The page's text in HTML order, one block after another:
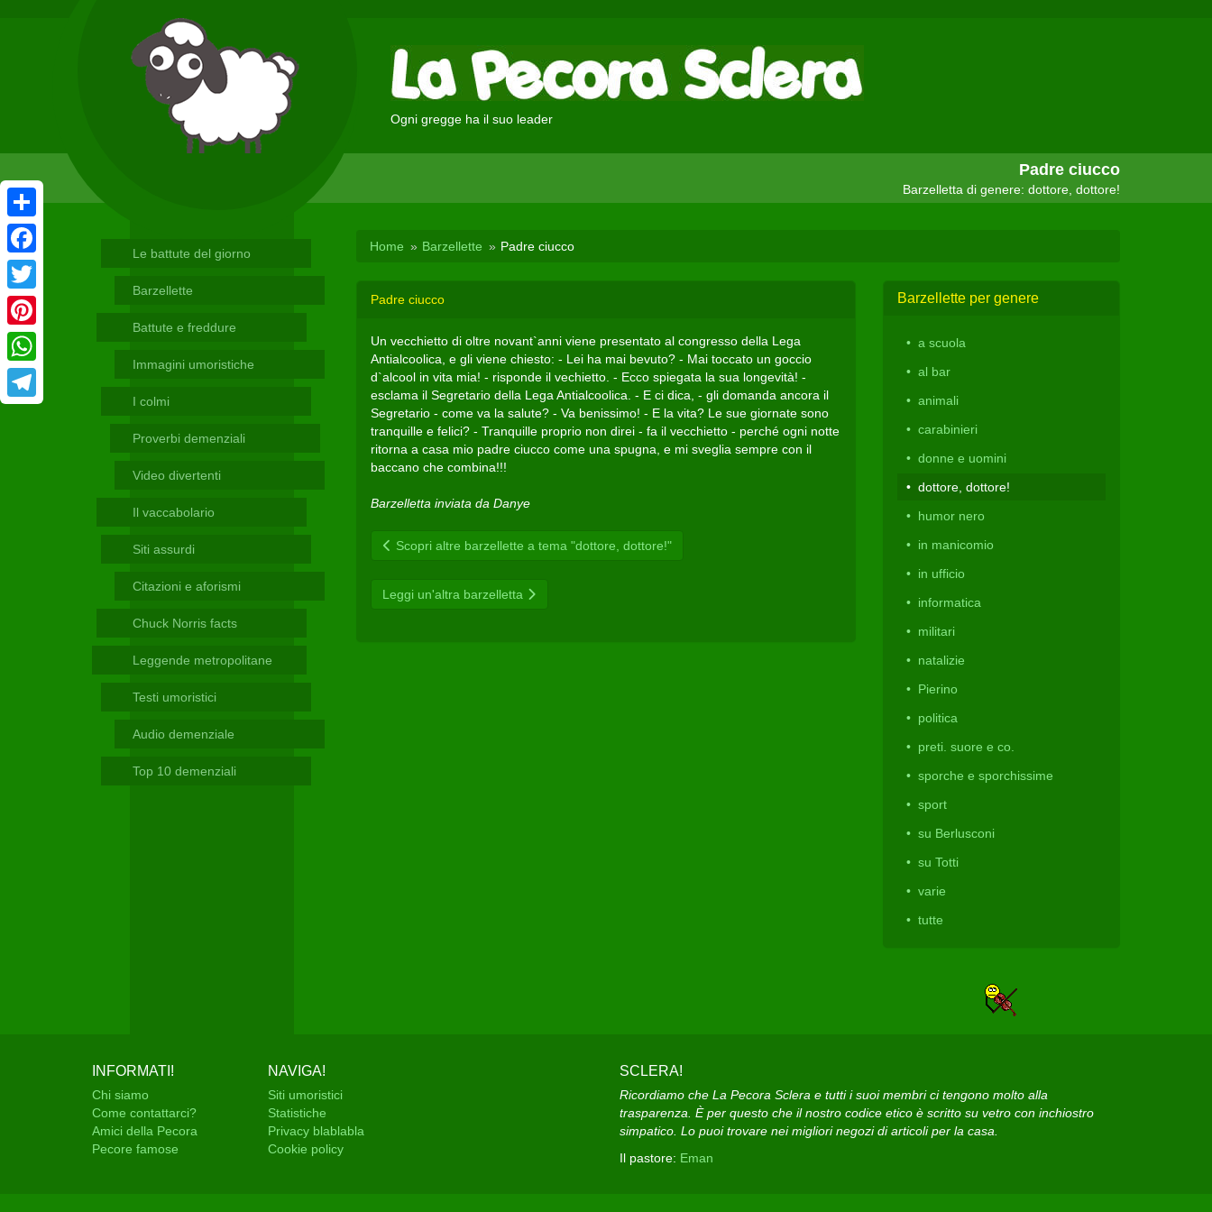
Ogni gregge ha il suo leader
Padre ciucco
Barzelletta di genere: dottore, dottore!
Le battute del giorno
Barzellette
Battute e freddure
Immagini umoristiche
I colmi
Proverbi demenziali
Video divertenti
Il vaccabolario
Siti assurdi
Citazioni e aforismi
Chuck Norris facts
Leggende metropolitane
Testi umoristici
Audio demenziale
Top 10 demenziali
Home Barzellette Padre ciucco
Padre ciucco
Un vecchietto di oltre novant`anni viene presentato al congresso della Lega
Antialcoolica, e gli viene chiesto: - Lei ha mai bevuto? - Mai toccato un goccio
d`alcool in vita mia! - risponde il vechietto. - Ecco spiegata la sua longevità! -
esclama il Segretario della Lega Antialcoolica. - E ci dica, - gli domanda ancora il
Segretario - come va la salute? - Va benissimo! - E la vita? Le sue giornate sono
tranquille e felici? - Tranquille proprio non direi - fa il vecchietto - perché ogni notte
ritorna a casa mio padre ciucco come una spugna, e mi sveglia sempre con il
baccano che combina!!!
Barzelletta inviata da Danye
Scopri altre barzellette a tema "dottore, dottore!"
Leggi un'altra barzelletta
Barzellette per genere
a scuola
al bar
animali
carabinieri
donne e uomini
dottore, dottore!
humor nero
in manicomio
in ufficio
informatica
militari
natalizie
Pierino
politica
preti. suore e co.
sporche e sporchissime
sport
su Berlusconi
su Totti
varie
tutte
INFORMATI!
Chi siamo
Come contattarci?
Amici della Pecora
Pecore famose
NAVIGA!
Siti umoristici
Statistiche
Privacy blablabla
Cookie policy
SCLERA!
Ricordiamo che La Pecora Sclera e tutti i suoi membri ci tengono molto alla
trasparenza. È per questo che il nostro codice etico è scritto su vetro con inchiostro
simpatico. Lo puoi trovare nei migliori negozi di articoli per la casa.
Il pastore: Eman
Condividi
Facebook
Twitter
Pinterest
WhatsApp